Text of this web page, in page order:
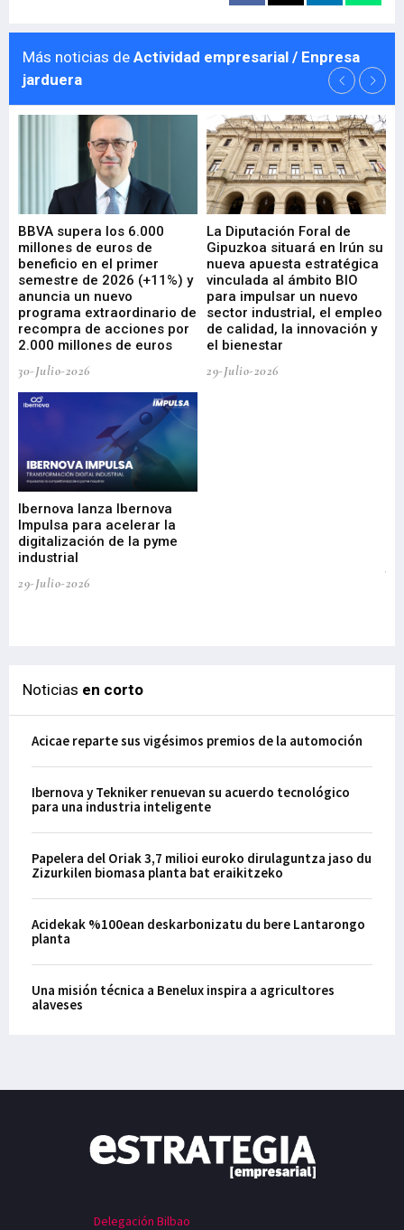
Más noticias de Actividad empresarial / Enpresa
jarduera
BBVA supera los 6.000
millones de euros de
beneficio en el primer
semestre de 2026 (+11%) y
anuncia un nuevo
programa extraordinario de
recompra de acciones por
2.000 millones de euros
30-Julio-2026
La Diputación Foral de
Gipuzkoa situará en Irún su
nueva apuesta estratégica
vinculada al ámbito BIO
para impulsar un nuevo
sector industrial, el empleo
de calidad, la innovación y
el bienestar
29-Julio-2026
Ibernova lanza Ibernova
Impulsa para acelerar la
digitalización de la pyme
industrial
29-Julio-2026
Noticias en corto
Acicae reparte sus vigésimos premios de la automoción
Ibernova y Tekniker renuevan su acuerdo tecnológico
para una industria inteligente
Papelera del Oriak 3,7 milioi euroko dirulaguntza jaso du
Zizurkilen biomasa planta bat eraikitzeko
Acidekak %100ean deskarbonizatu du bere Lantarongo
planta
Una misión técnica a Benelux inspira a agricultores
alaveses
Delegación Bilbao